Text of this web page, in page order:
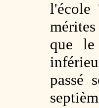
l'école
que le
passé